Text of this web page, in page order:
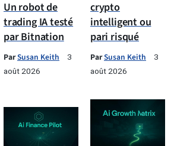
Un robot de
trading IA testé
par Bitnation
ParSusan Keith
3
août 2026
crypto
intelligent ou
pari risqué
ParSusan Keith
3
août 2026